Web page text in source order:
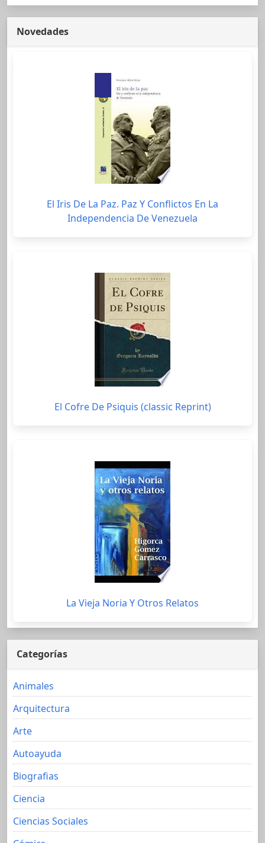
Novedades
El Iris De La Paz. Paz Y Conflictos En La
Independencia De Venezuela
El Cofre De Psiquis (classic Reprint)
La Vieja Noria Y Otros Relatos
Categorías
Animales
Arquitectura
Arte
Autoayuda
Biografias
Ciencia
Ciencias Sociales